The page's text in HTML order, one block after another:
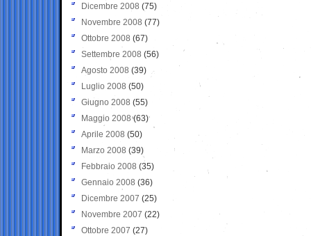
Dicembre 2008 (75)
Novembre 2008 (77)
Ottobre 2008 (67)
Settembre 2008 (56)
Agosto 2008 (39)
Luglio 2008 (50)
Giugno 2008 (55)
Maggio 2008(63)
Aprile 2008 (50)
Marzo 2008 (39)
Febbraio 2008 (35)
Gennaio 2008 (36)
Dicembre 2007 (25)
Novembre 2007 (22)
Ottobre 2007 (27)